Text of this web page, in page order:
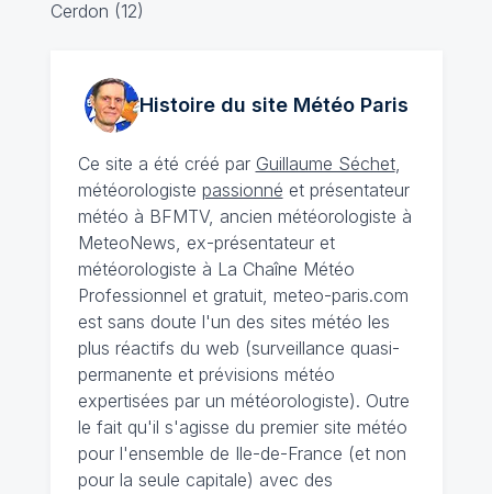
Cerdon (12)
Histoire du site MétéoParis
Ce site a été créé par Guillaume Séchet,
météorologiste passionné et présentateur
météo à BFMTV, ancien météorologiste à
MeteoNews, ex-présentateur et
météorologiste à La Chaîne Météo
Professionnel et gratuit, meteo-paris.com
est sans doute l'un des sites météo les
plus réactifs du web (surveillance quasi-
permanente et prévisions météo
expertisées par un météorologiste). Outre
le fait qu'il s'agisse du premier site météo
pour l'ensemble de Ile-de-France (et non
pour la seule capitale) avec des